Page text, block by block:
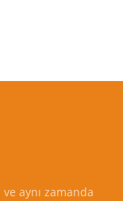
aynı zamanda